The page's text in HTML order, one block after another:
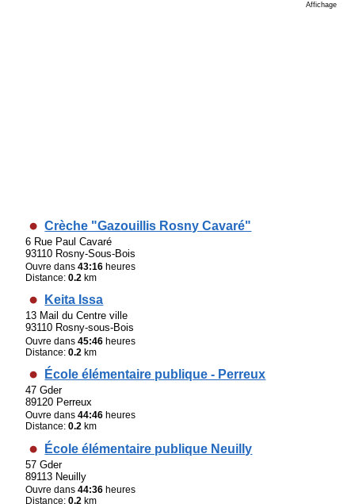
Affichage
Crèche "Gazouillis Rosny Cavaré"
6 Rue Paul Cavaré
93110 Rosny-Sous-Bois
Ouvre dans43:16 heures
Distance:0.2 km
Keita Issa
13 Mail du Centre ville
93110 Rosny-sous-Bois
Ouvre dans45:46 heures
Distance:0.2 km
École élémentaire publique - Perreux
47 Gder
89120 Perreux
Ouvre dans44:46 heures
Distance:0.2 km
École élémentaire publique Neuilly
57 Gder
89113 Neuilly
Ouvre dans44:36 heures
Distance:0.2 km